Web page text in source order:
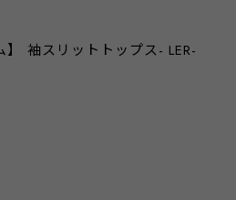
】 袖スリットトップス- LER-